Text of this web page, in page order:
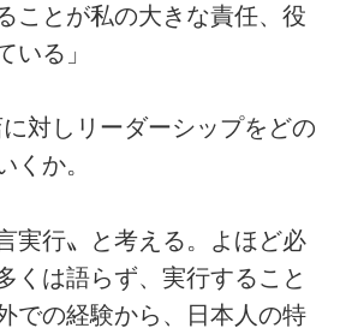
ことが私の大きな責任、役
いる」
対しリーダーシップをどの
くか。
実行〟と考える。よほど必
くは語らず、実行すること
での経験から、日本人の特